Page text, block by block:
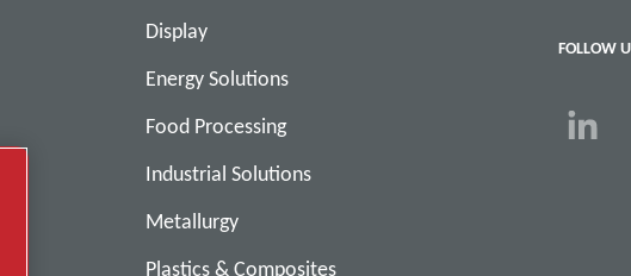
Display
Energy Solutions
Food Processing
Industrial Solutions
Metallurgy
Plastics & Composites
FOLLOW